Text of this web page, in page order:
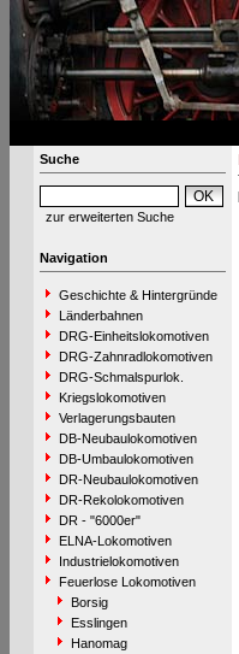
Suche
zur erweiterten Suche
Navigation
Geschichte & Hintergründe
Länderbahnen
DRG-Einheitslokomotiven
DRG-Zahnradlokomotiven
DRG-Schmalspurlok.
Kriegslokomotiven
Verlagerungsbauten
DB-Neubaulokomotiven
DB-Umbaulokomotiven
DR-Neubaulokomotiven
DR-Rekolokomotiven
DR - "6000er"
ELNA-Lokomotiven
Industrielokomotiven
Feuerlose Lokomotiven
Borsig
Esslingen
Hanomag